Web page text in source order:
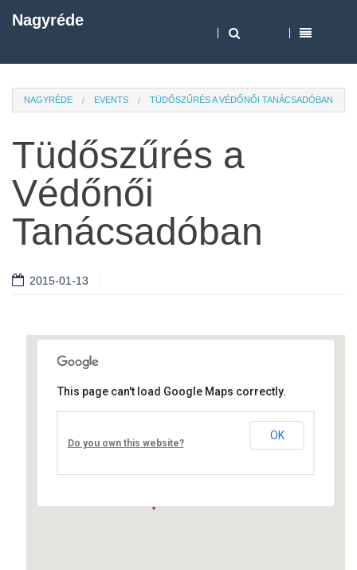
Nagyréde
NAGYRÉDE EVENTS TÜDŐSZŰRÉS A VÉDŐNŐI TANÁCSADÓBAN
Tüdőszűrés a
Védőnői
Tanácsadóban
2015-01-13
Védőnői Tanácsadó
Fő út 17 - Nagyréde
This page can't load Google Maps correctly.
Do you own this website?
OK